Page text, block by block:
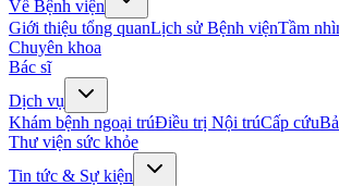
Về Bệnh viện
Giới thiệu tổng quanLịch sử Bệnh việnTầm
Chuyên khoa
Bác sĩ
Dịch vụ
Khám bệnh ngoại trúĐiều trị Nội trúCấp cứu
Thư viện sức khỏe
Tin tức & Sự kiện